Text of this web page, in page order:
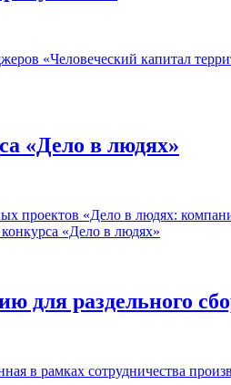
«Человеческий капитал
«Дело в людях»
проектов «Дело в людях:
«Дело в людях»
раздельного
в рамках сотрудничества